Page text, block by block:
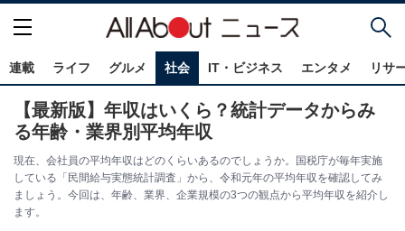
連載 ライフ グルメ 社会 IT・ビジネス エンタメ リサ
【最新版】年収はいくら？統計データからみ
る年齢・業界別平均年収
現在、会社員の平均年収はどのくらいあるのでしょうか。国税庁が毎年実施
している「民間給与実態統計調査」から、令和元年の平均年収を確認してみ
ましょう。今回は、年齢、業界、企業規模の3つの観点から平均年収を紹介し
ます。